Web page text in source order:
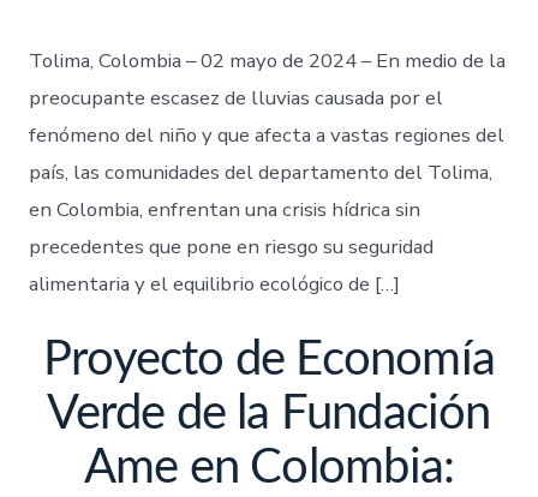
Tolima, Colombia – 02 mayo de 2024 – En medio de la
preocupante escasez de lluvias causada por el
fenómeno del niño y que afecta a vastas regiones del
país, las comunidades del departamento del Tolima,
en Colombia, enfrentan una crisis hídrica sin
precedentes que pone en riesgo su seguridad
alimentaria y el equilibrio ecológico de […]
Proyecto de Economía
Verde de la Fundación
Ame en Colombia: